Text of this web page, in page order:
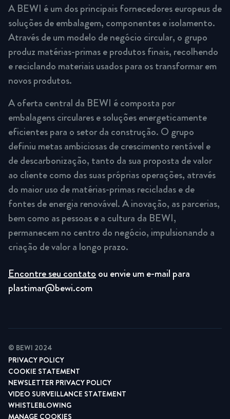
A BEWI é um dos principais fornecedores europeus de
soluções de embalagem, componentes e isolamento.
Através de um modelo de negócio circular, o grupo
produz matérias-primas e produtos finais, recolhendo
e reciclando materiais usados para os transformar em
novos produtos.
A oferta central da BEWI é composta por
embalagens circulares e soluções energeticamente
eficientes para o setor da construção. O grupo
definiu metas ambiciosas de crescimento rentável e
de descarbonização, tanto da sua proposta de valor
ao cliente como das suas próprias operações, através
do maior uso de matérias-primas recicladas e de
fontes de energia renovável. A inovação, as parcerias,
bem como as pessoas e a cultura da BEWI,
permanecem no centro do negócio, impulsionando a
criação de valor a longo prazo.
Encontre seu contato ou envie um e-mail para
plastimar@bewi.com
© BEWI 2024
PRIVACY POLICY
COOKIE STATEMENT
NEWSLETTER PRIVACY POLICY
VIDEO SURVEILLANCE STATEMENT
WHISTLEBLOWING
MANAGE COOKIES